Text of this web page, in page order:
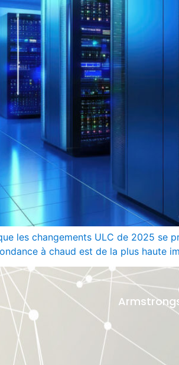
les changements ULC de 2025 se
à chaud est de la plus haute